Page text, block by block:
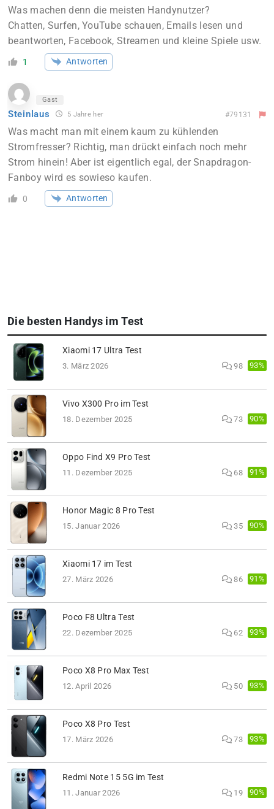
Was machen denn die meisten Handynutzer?
Chatten, Surfen, YouTube schauen, Emails lesen und
beantworten, Facebook, Streamen und kleine Spiele usw.
1 Antworten
Gast
Steinlaus 5 Jahre her #79131
Was macht man mit einem kaum zu kühlenden
Stromfresser? Richtig, man drückt einfach noch mehr
Strom hinein! Aber ist eigentlich egal, der Snapdragon-
Fanboy wird es sowieso kaufen.
0 Antworten
Die besten Handys im Test
Xiaomi 17 Ultra Test
3. März 2026 98 93%
Vivo X300 Pro im Test
18. Dezember 2025 73 90%
Oppo Find X9 Pro Test
11. Dezember 2025 68 91%
Honor Magic 8 Pro Test
15. Januar 2026 35 90%
Xiaomi 17 im Test
27. März 2026 86 91%
Poco F8 Ultra Test
22. Dezember 2025 62 93%
Poco X8 Pro Max Test
12. April 2026 50 93%
Poco X8 Pro Test
17. März 2026 73 93%
Redmi Note 15 5G im Test
11. Januar 2026 19 90%